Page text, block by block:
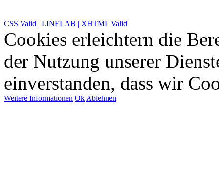
CSS Valid | LINELAB | XHTML Valid
Cookies erleichtern die
der Nutzung unserer
einverstanden, dass wir
Weitere Informationen Ok Ablehnen